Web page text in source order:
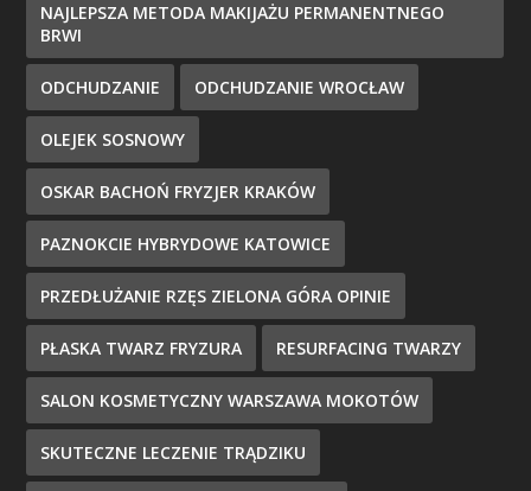
NAJLEPSZA METODA MAKIJAŻU PERMANENTNEGO
BRWI
ODCHUDZANIE ODCHUDZANIE WROCŁAW
OLEJEK SOSNOWY
OSKAR BACHOŃ FRYZJER KRAKÓW
PAZNOKCIE HYBRYDOWE KATOWICE
PRZEDŁUŻANIE RZĘS ZIELONA GÓRA OPINIE
PŁASKA TWARZ FRYZURA RESURFACING TWARZY
SALON KOSMETYCZNY WARSZAWA MOKOTÓW
SKUTECZNE LECZENIE TRĄDZIKU